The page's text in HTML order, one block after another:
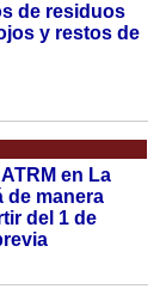
de residuos
y restos de
en La
de manera
del 1 de